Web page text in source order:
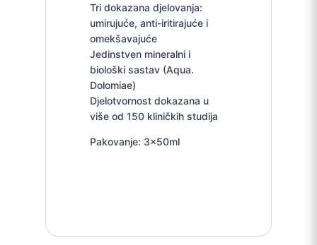
Tri dokazana djelovanja:
umirujuće, anti-iritirajuće i
omekšavajuće
Jedinstven mineralni i
biološki sastav (Aqua.
Dolomiae)
Djelotvornost dokazana u
više od 150 kliničkih studija
Pakovanje: 3x50ml